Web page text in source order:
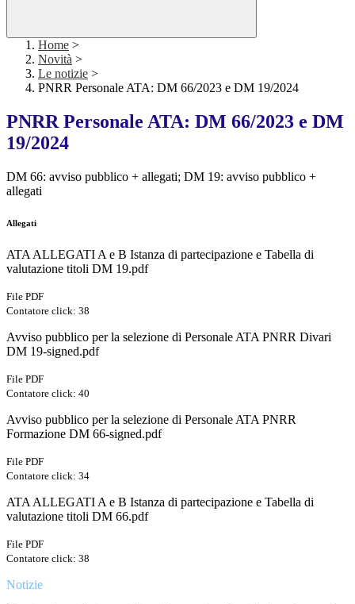
Home >
Novità >
Le notizie >
PNRR Personale ATA: DM 66/2023 e DM 19/2024
PNRR Personale ATA: DM 66/2023 e DM
19/2024
DM 66: avviso pubblico + allegati; DM 19: avviso pubblico +
allegati
Allegati
ATA ALLEGATI A e B Istanza di partecipazione e Tabella di
valutazione titoli DM 19.pdf
File PDF
Contatore click: 38
Avviso pubblico per la selezione di Personale ATA PNRR Divari
DM 19-signed.pdf
File PDF
Contatore click: 40
Avviso pubblico per la selezione di Personale ATA PNRR
Formazione DM 66-signed.pdf
File PDF
Contatore click: 34
ATA ALLEGATI A e B Istanza di partecipazione e Tabella di
valutazione titoli DM 66.pdf
File PDF
Contatore click: 38
Notizie